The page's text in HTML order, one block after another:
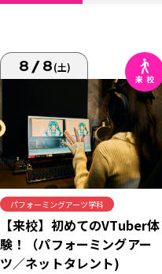
8/8(土)
パフォーミングアーツ学科
【来校】初めてのVTuber体
験！（パフォーミングアー
ツ／ネットタレント)